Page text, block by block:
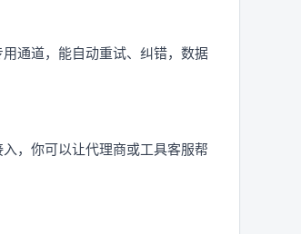
通道，能自动重试、纠错，数据
，你可以让代理商或工具客服帮